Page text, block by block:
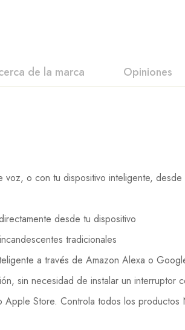
de la marca Opiniones
o con tu dispositivo inteligente,
desde tu dispositivo
tradicionales
a través de Amazon Alexa o
sin necesidad de instalar un interruptor
Store. Controla todos los productos